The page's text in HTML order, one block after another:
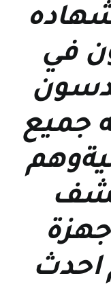
في
جميع
احدث